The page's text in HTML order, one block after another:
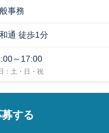
事務
通 徒歩1分
～17:00
：土・日・祝
募する